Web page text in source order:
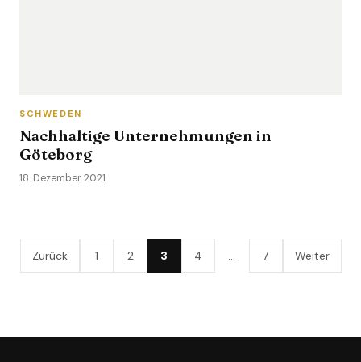
SCHWEDEN
Nachhaltige Unternehmungen in
Göteborg
18. Dezember 2021
Zurück 1 2 3 4 7 Weiter